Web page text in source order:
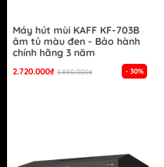
- 30%
Máy hút mùi KAFF KF-703B
âm tủ màu đen - Bảo hành
chính hãng 3 năm
2.720.000₫ 3.880.000₫